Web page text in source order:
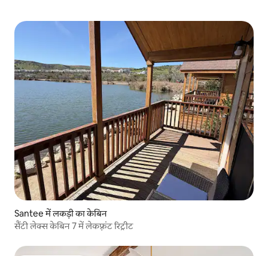
Santee में लकड़ी का केबिन
सैंटी लेक्स केबिन 7 में लेकफ़्रंट रिट्रीट